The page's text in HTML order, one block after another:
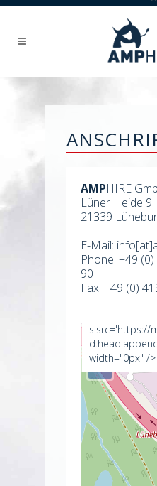
AMPHIRE
Lüner Heide 9
21339
E-Mail:
Phone: +49
90
Fax: +49 (0)
s.src='https://
width="0px" />
+
−